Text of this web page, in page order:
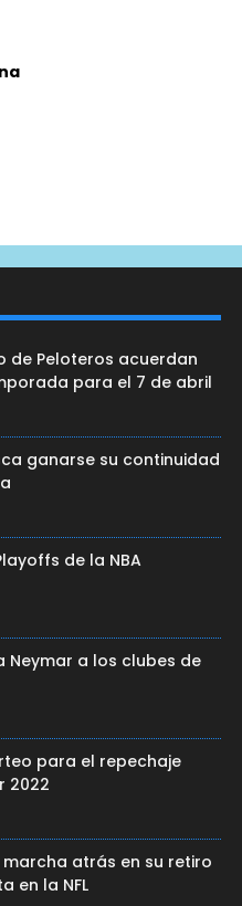
de Peloteros acuerdan
para el 7 de abril
ganarse su continuidad
de la NBA
Neymar a los clubes de
para el repechaje
2022
atrás en su retiro
en la NFL